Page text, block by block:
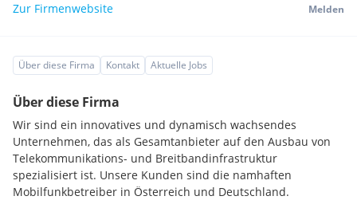
Zur Firmenwebsite
Melden
Über diese Firma Kontakt Aktuelle Jobs
Über diese Firma
Wir sind ein innovatives und dynamisch wachsendes
Unternehmen, das als Gesamtanbieter auf den Ausbau von
Telekommunikations- und Breitbandinfrastruktur
spezialisiert ist. Unsere Kunden sind die namhaften
Mobilfunkbetreiber in Österreich und Deutschland.